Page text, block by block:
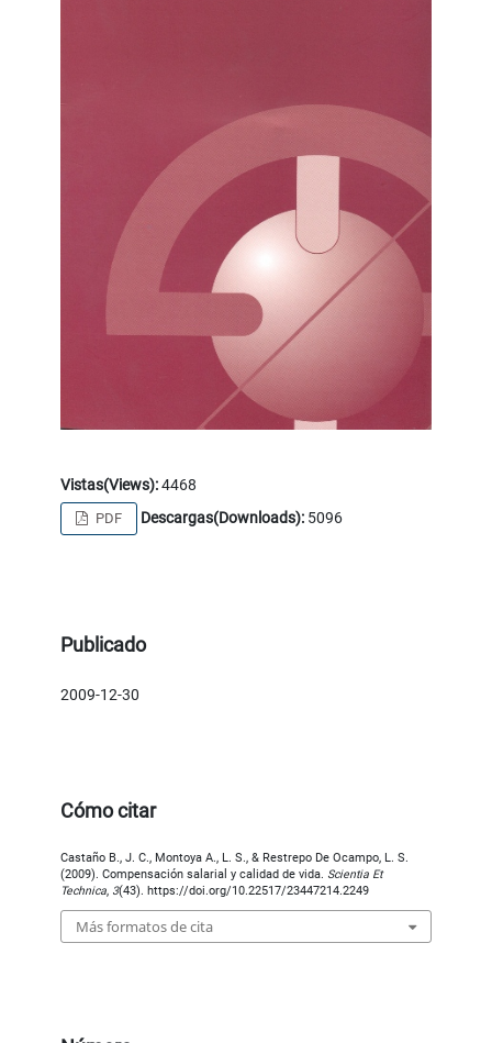
Vistas(Views):4468
PDF Descargas(Downloads):5096
Publicado
2009-12-30
Cómo citar
Castaño B., J. C., Montoya A., L. S., & Restrepo De Ocampo, L. S.
(2009). Compensación salarial y calidad de vida. Scientia Et
Technica, 3(43). https://doi.org/10.22517/23447214.2249
Más formatos de cita